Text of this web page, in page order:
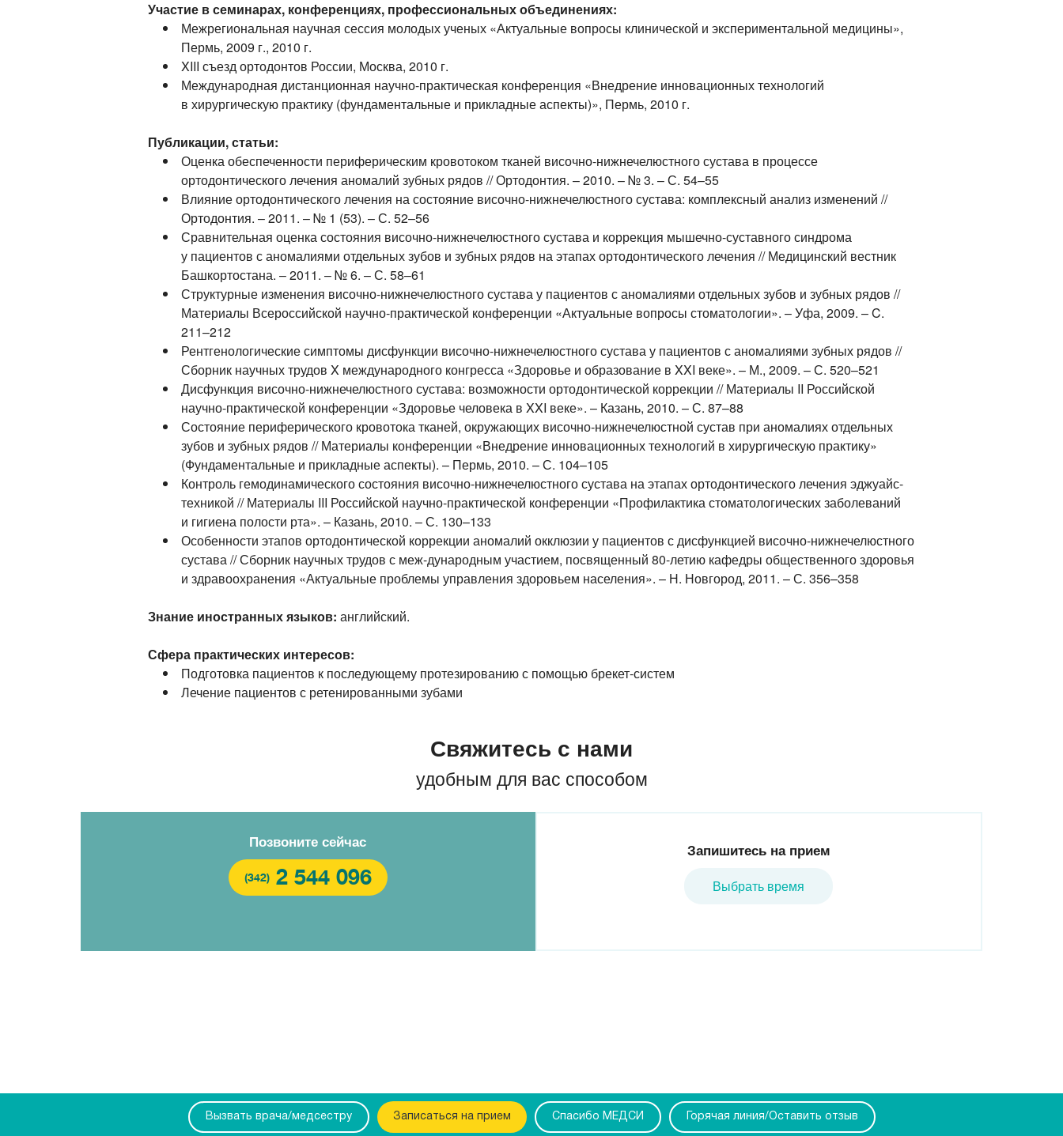
Участие в семинарах, конференциях, профессиональных объединениях:
Межрегиональная научная сессия молодых ученых «Актуальные вопросы клинической и экспериментальной медицины»,
Пермь, 2009 г., 2010 г.
XIII съезд ортодонтов России, Москва, 2010 г.
Международная дистанционная научно-практическая конференция «Внедрение инновационных технологий
в хирургическую практику (фундаментальные и прикладные аспекты)», Пермь, 2010 г.
Публикации, статьи:
Оценка обеспеченности периферическим кровотоком тканей височно-нижнечелюстного сустава в процессе
ортодонтического лечения аномалий зубных рядов // Ортодонтия. – 2010. – № 3. – С. 54–55
Влияние ортодонтического лечения на состояние височно-нижнечелюстного сустава: комплексный анализ изменений //
Ортодонтия. – 2011. – № 1 (53). – С. 52–56
Сравнительная оценка состояния височно-нижнечелюстного сустава и коррекция мышечно-суставного синдрома
у пациентов с аномалиями отдельных зубов и зубных рядов на этапах ортодонтического лечения // Медицинский вестник
Башкортостана. – 2011. – № 6. – С. 58–61
Структурные изменения височно-нижнечелюстного сустава у пациентов с аномалиями отдельных зубов и зубных рядов //
Материалы Всероссийской научно-практической конференции «Актуальные вопросы стоматологии». – Уфа, 2009. – C.
211–212
Рентгенологические симптомы дисфункции височно-нижнечелюстного сустава у пациентов с аномалиями зубных рядов //
Сборник научных трудов X международного конгресса «Здоровье и образование в XXI веке». – М., 2009. – С. 520–521
Дисфункция височно-нижнечелюстного сустава: возможности ортодонтической коррекции // Материалы II Российской
научно-практической конференции «Здоровье человека в XXI веке». – Казань, 2010. – С. 87–88
Состояние периферического кровотока тканей, окружающих височно-нижнечелюстной сустав при аномалиях отдельных
зубов и зубных рядов // Материалы конференции «Внедрение инновационных технологий в хирургическую практику»
(Фундаментальные и прикладные аспекты). – Пермь, 2010. – С. 104–105
Контроль гемодинамического состояния височно-нижнечелюстного сустава на этапах ортодонтического лечения эджуайс-
техникой // Материалы III Российской научно-практической конференции «Профилактика стоматологических заболеваний
и гигиена полости рта». – Казань, 2010. – С. 130–133
Особенности этапов ортодонтической коррекции аномалий окклюзии у пациентов с дисфункцией височно-нижнечелюстного
сустава // Сборник научных трудов с меж-дународным участием, посвященный 80-летию кафедры общественного здоровья
и здравоохранения «Актуальные проблемы управления здоровьем населения». – Н. Новгород, 2011. – С. 356–358
Знание иностранных языков: английский.
Сфера практических интересов:
Подготовка пациентов к последующему протезированию с помощью брекет-систем
Лечение пациентов с ретенированными зубами
Свяжитесь с нами
удобным для вас способом
Позвоните сейчас
(342) 2 544 096
Запишитесь на прием
Выбрать время
Вызвать врача/медсестру Записаться на прием Спасибо МЕДСИ Горячая линия/Оставить отзыв